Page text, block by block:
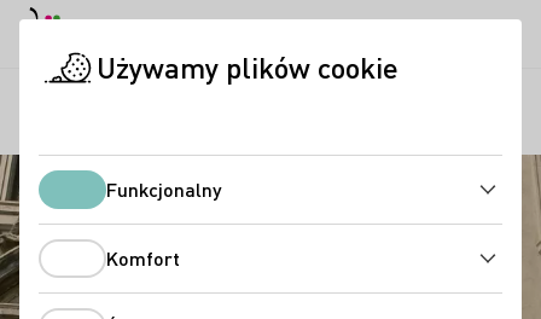
Używamy plików cookie
Funkcjonalny
Komfort